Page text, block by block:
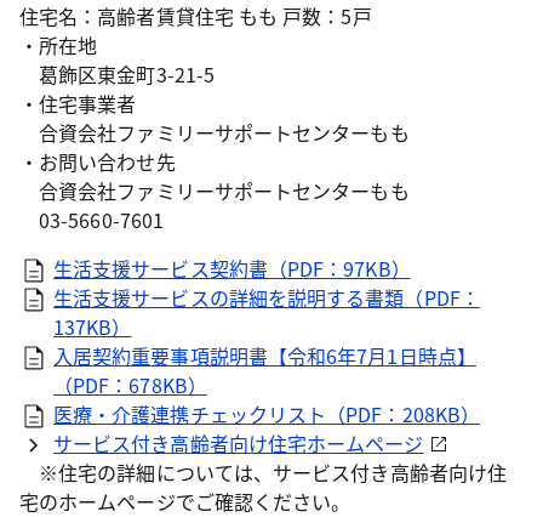
住宅名：高齢者賃貸住宅 もも 戸数：5戸
・所在地
葛飾区東金町3-21-5
・住宅事業者
合資会社ファミリーサポートセンターもも
・お問い合わせ先
合資会社ファミリーサポートセンターもも
03-5660-7601
生活支援サービス契約書（PDF：97KB）
生活支援サービスの詳細を説明する書類（PDF：
137KB）
入居契約重要事項説明書【令和6年7月1日時点】
（PDF：678KB）
医療・介護連携チェックリスト（PDF：208KB）
サービス付き高齢者向け住宅ホームページ
※住宅の詳細については、サービス付き高齢者向け住
宅のホームページでご確認ください。